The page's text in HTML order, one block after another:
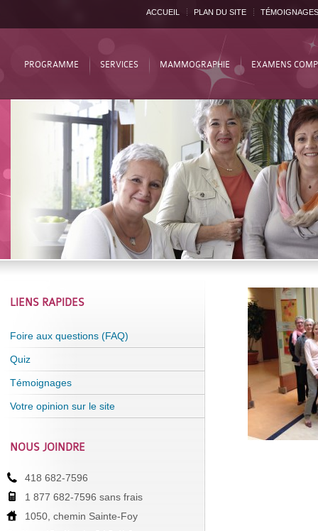
ACCUEIL PLAN DU SITE TÉMOIGNAGES
PROGRAMME SERVICES MAMMOGRAPHIE EXAMENS
LIENS RAPIDES
Foire aux questions (FAQ)
Quiz
Témoignages
Votre opinion sur le site
NOUS JOINDRE
418 682-7596
1 877 682-7596 sans frais
1050, chemin Sainte-Foy